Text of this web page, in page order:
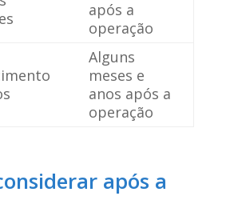
após a
operação
Alguns
meses e
anos após a
operação
após a